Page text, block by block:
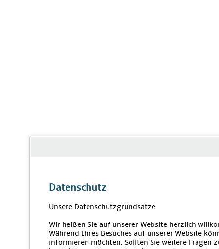
Datenschutz
Unsere Datenschutzgrundsätze
Wir heißen Sie auf unserer Website herzlich
Während Ihres Besuches auf unserer Website
informieren möchten. Sollten Sie weitere Fragen